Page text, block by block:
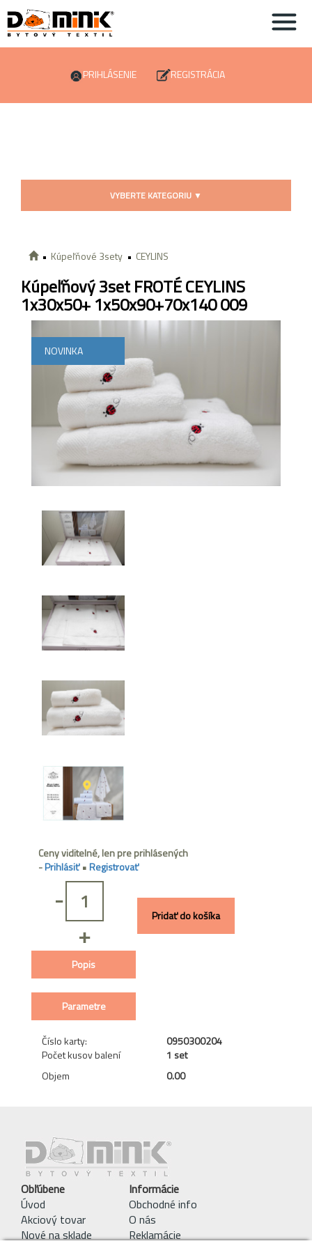
PRIHLÁSENIE REGISTRÁCIA
VYBERTE KATEGORIU ▼
Kúpeľňové 3sety CEYLINS
Kúpeľňový 3set FROTÉ CEYLINS
1x30x50+ 1x50x90+70x140 009
NOVINKA
Ceny viditelné, len pre prihlásených
-Prihlásiť•Registrovať
-
+
Pridať do košíka
Popis
Parametre
Číslo karty:
0950300204
Počet kusov balení
1 set
Objem
0.00
Obľúbene
Úvod
Akciový tovar
Nové na sklade
Informácie
Obchodné info
O nás
Reklamácie